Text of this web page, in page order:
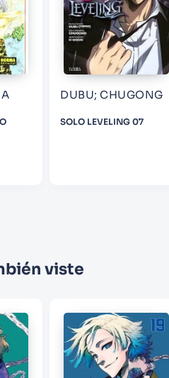
DUBU; CHUGONG
SOLO LEVELING 07
viste